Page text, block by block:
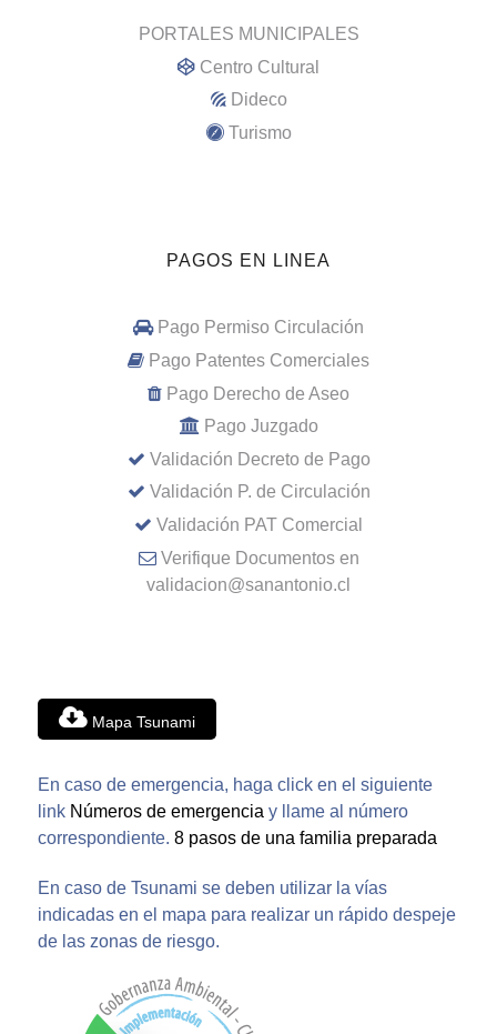
PORTALES MUNICIPALES
Centro Cultural
Dideco
Turismo
PAGOS EN LINEA
Pago Permiso Circulación
Pago Patentes Comerciales
Pago Derecho de Aseo
Pago Juzgado
Validación Decreto de Pago
Validación P. de Circulación
Validación PAT Comercial
Verifique Documentos en
validacion@sanantonio.cl
Mapa Tsunami
En caso de emergencia, haga click en el siguiente
link Números de emergencia y llame al número
correspondiente. 8 pasos de una familia preparada
En caso de Tsunami se deben utilizar la vías
indicadas en el mapa para realizar un rápido despeje
de las zonas de riesgo.